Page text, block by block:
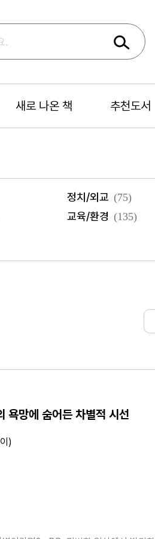
새로 나온 책 추천도서
정치/외교 (75)
교육/환경 (135)
욕망에 숨어든 차별적 시선
)